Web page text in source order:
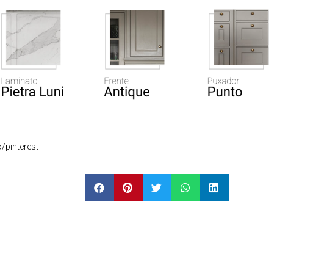
pinterest